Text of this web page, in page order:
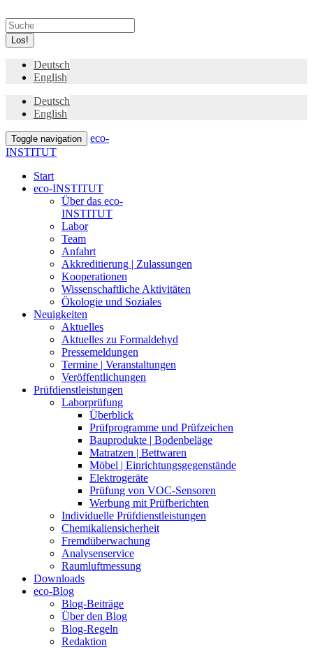
Los!
Deutsch
English
Deutsch
English
Toggle navigation
eco-
INSTITUT
Start
eco-INSTITUT
Über das eco-
INSTITUT
Labor
Team
Anfahrt
Akkreditierung | Zulassungen
Kooperationen
Wissenschaftliche Aktivitäten
Ökologie und Soziales
Neuigkeiten
Aktuelles
Aktuelles zu Formaldehyd
Pressemeldungen
Termine | Veranstaltungen
Veröffentlichungen
Prüfdienstleistungen
Laborprüfung
Überblick
Prüfprogramme und Prüfzeichen
Bauprodukte | Bodenbeläge
Matratzen | Bettwaren
Möbel | Einrichtungsgegenstände
Elektrogeräte
Prüfung von VOC-Sensoren
Werbung mit Prüfberichten
Individuelle Prüfdienstleistungen
Chemikaliensicherheit
Fremdüberwachung
Analysenservice
Raumluftmessung
Downloads
eco-Blog
Blog-Beiträge
Über den Blog
Blog-Regeln
Redaktion